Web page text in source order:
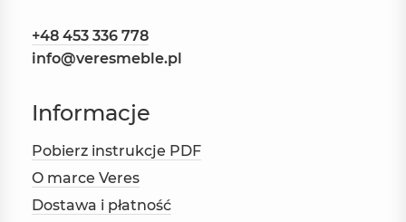
+48 453 336 778
info@veresmeble.pl
Informacje
Pobierz instrukcje PDF
O marce Veres
Dostawa i płatność